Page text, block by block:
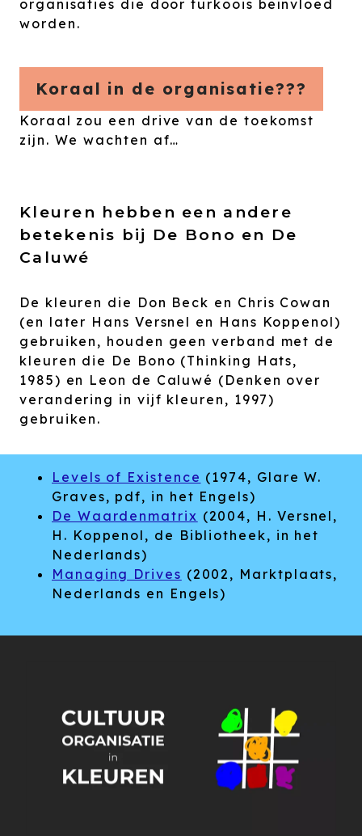
organisaties die door turkoois beïnvloed
worden.
Koraal in de organisatie???
Koraal zou een drive van de toekomst
zijn. We wachten af…
Kleuren hebben een andere
betekenis bij De Bono en De
Caluwé
De kleuren die Don Beck en Chris Cowan
(en later Hans Versnel en Hans Koppenol)
gebruiken, houden geen verband met de
kleuren die De Bono (Thinking Hats,
1985) en Leon de Caluwé (Denken over
verandering in vijf kleuren, 1997)
gebruiken.
Levels of Existence (1974, Glare W.
Graves, pdf, in het Engels)
De Waardenmatrix (2004, H. Versnel,
H. Koppenol, de Bibliotheek, in het
Nederlands)
Managing Drives (2002, Marktplaats,
Nederlands en Engels)